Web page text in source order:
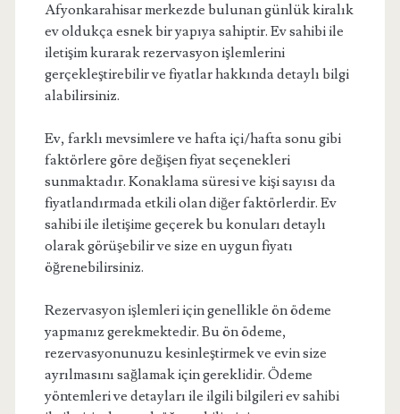
Afyonkarahisar merkezde bulunan günlük kiralık
ev oldukça esnek bir yapıya sahiptir. Ev sahibi ile
iletişim kurarak rezervasyon işlemlerini
gerçekleştirebilir ve fiyatlar hakkında detaylı bilgi
alabilirsiniz.
Ev, farklı mevsimlere ve hafta içi/hafta sonu gibi
faktörlere göre değişen fiyat seçenekleri
sunmaktadır. Konaklama süresi ve kişi sayısı da
fiyatlandırmada etkili olan diğer faktörlerdir. Ev
sahibi ile iletişime geçerek bu konuları detaylı
olarak görüşebilir ve size en uygun fiyatı
öğrenebilirsiniz.
Rezervasyon işlemleri için genellikle ön ödeme
yapmanız gerekmektedir. Bu ön ödeme,
rezervasyonunuzu kesinleştirmek ve evin size
ayrılmasını sağlamak için gereklidir. Ödeme
yöntemleri ve detayları ile ilgili bilgileri ev sahibi